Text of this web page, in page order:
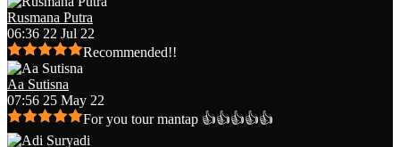
Rusmana Putra
06:36 22 Jul 22
Recommended!!
Aa Sutisna
07:56 25 May 22
For you tour mantap 👍👍👍👍👍